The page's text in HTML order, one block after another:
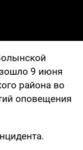
9 июня
района во
оповещения